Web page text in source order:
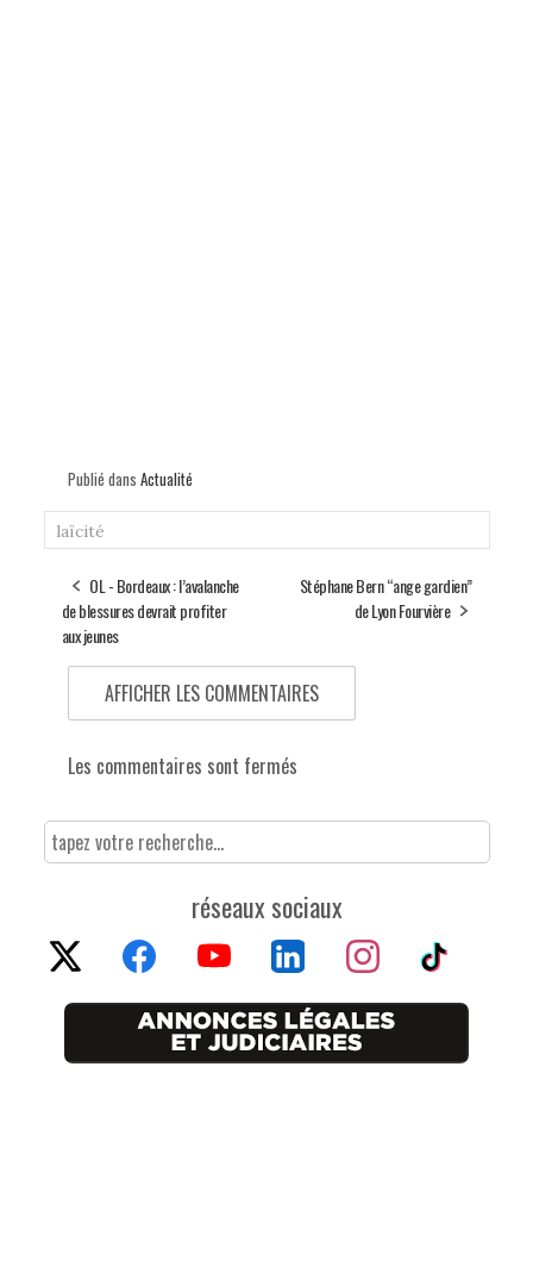
Publié dans Actualité
laïcité
OL - Bordeaux : l’avalanche
de blessures devrait profiter
aux jeunes
Stéphane Bern “ange gardien”
de Lyon Fourvière
AFFICHER LES COMMENTAIRES
Les commentaires sont fermés
réseaux sociaux